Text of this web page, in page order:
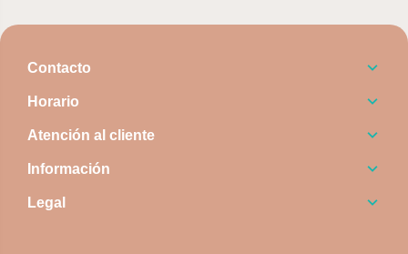
Contacto
Horario
Atención al cliente
Información
Legal